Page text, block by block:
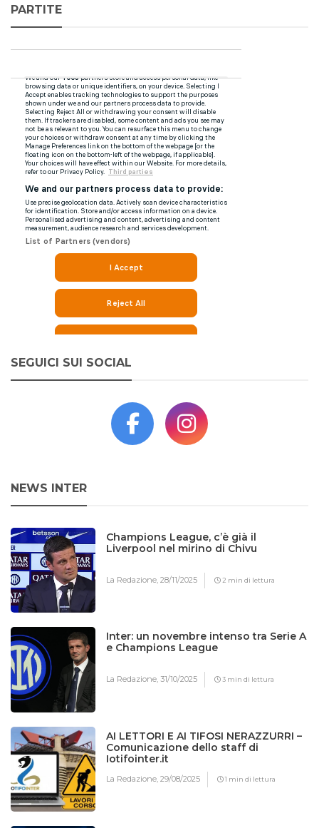
PARTITE
SEGUICI SUI SOCIAL
NEWS INTER
Champions League, c’è già il
Liverpool nel mirino di Chivu
La Redazione,28/11/2025 2 min di lettura
Inter: un novembre intenso tra Serie A
e Champions League
La Redazione,31/10/2025 3 min di lettura
AI LETTORI E AI TIFOSI NERAZZURRI –
Comunicazione dello staff di
Iotifointer.it
La Redazione,29/08/2025 1 min di lettura